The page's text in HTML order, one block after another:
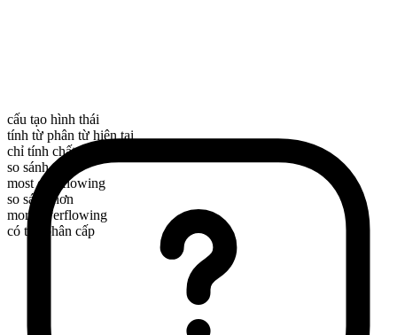
cấu tạo hình thái
tính từ phân từ hiện tại
chỉ tính chất
so sánh nhất
most overflowing
so sánh hơn
more overflowing
có thể phân cấp